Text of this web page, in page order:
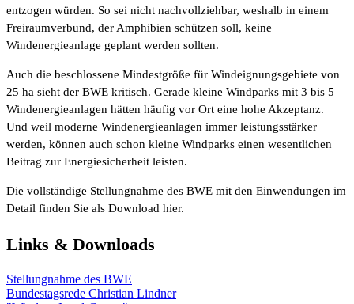
entzogen würden. So sei nicht nachvollziehbar, weshalb in einem
Freiraumverbund, der Amphibien schützen soll, keine
Windenergieanlage geplant werden sollten.
Auch die beschlossene Mindestgröße für Windeignungsgebiete von
25 ha sieht der BWE kritisch. Gerade kleine Windparks mit 3 bis 5
Windenergieanlagen hätten häufig vor Ort eine hohe Akzeptanz.
Und weil moderne Windenergieanlagen immer leistungsstärker
werden, können auch schon kleine Windparks einen wesentlichen
Beitrag zur Energiesicherheit leisten.
Die vollständige Stellungnahme des BWE mit den Einwendungen im
Detail finden Sie als Download hier.
Links & Downloads
Stellungnahme des BWE
Bundestagsrede Christian Lindner